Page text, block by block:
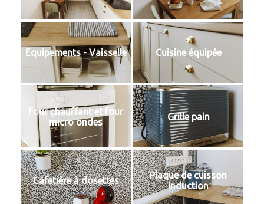
Equipements - Vaisselle Cuisine équipée
Four chauffant et four
micro ondes
Grille pain
Cafetière à dosettes
Plaque de cuisson
induction